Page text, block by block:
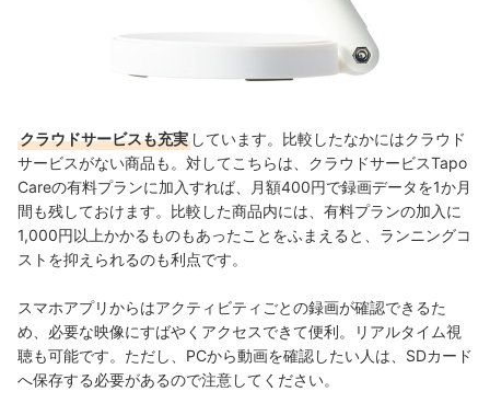
クラウドサービスも充実 しています。比較したなかにはクラウド
サービスがない商品も。対してこちらは、クラウドサービスTapo
Careの有料プランに加入すれば、
月額400円で録画データを1か月
間も残しておけます。比較した商品内には、有料プランの加入に
1,000円以上かかるものもあったことをふまえると、ランニングコ
ストを抑えられるのも利点です。
スマホアプリからはアクティビティごとの録画が確認できるた
め、必要な映像にすばやくアクセスできて便利。リアルタイム視
聴も可能です。ただし、PCから動画を確認したい人は、SDカード
へ保存する必要があるので注意してください。